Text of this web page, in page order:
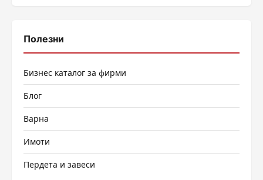
Полезни
Бизнес каталог за фирми
Блог
Варна
Имоти
Пердета и завеси